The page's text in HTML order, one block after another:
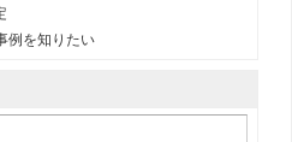
例を知りたい